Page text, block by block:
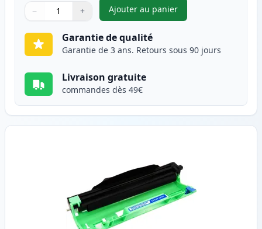
Quantité
Utilisez les boutons pour ajuster
− +
Quantité
Ajouter au panier
,Brother TN1050 toner
Garantie de qualité
Garantie de 3 ans. Retours sous 90 jours
Livraison gratuite
commandes dès 49€